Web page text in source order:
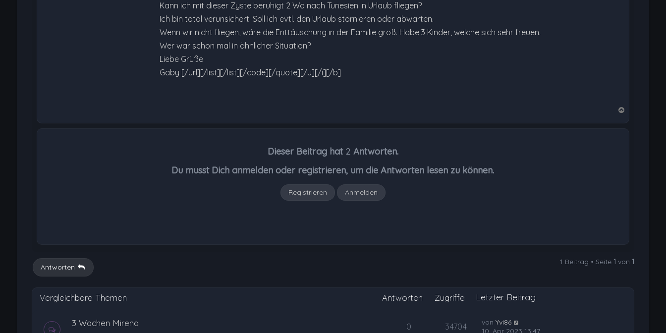
Kann ich mit dieser Zyste beruhigt 2 Wo nach Tunesien in Urlaub fliegen?
Ich bin total verunsichert. Soll ich evtl. den Urlaub stornieren oder abwarten.
Wenn wir nicht fliegen, wäre die Enttäuschung in der Familie groß. Habe 3 Kinder, welche sich sehr freuen.
Wer war schon mal in ähnlicher Situation?
Liebe Grüße
Gaby [/url][/list][/list][/code][/quote][/u][/i][/b]
Dieser Beitrag hat 2 Antworten.
Du musst Dich anmelden oder registrieren, um die Antworten lesen zu können.
Registrieren Anmelden
Antworten
1 Beitrag • Seite1 von1
Vergleichbare Themen Antworten Zugriffe Letzter Beitrag
3 Wochen Mirena 0 34704 vonYvi86
10. Apr 2023 13:47